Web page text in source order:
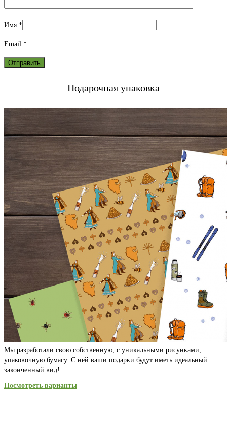
Имя *
Email *
Подарочная упаковка
Мы разработали свою собственную, с уникальными рисунками,
упаковочную бумагу. С ней ваши подарки будут иметь идеальный
законченный вид!
Посмотреть варианты